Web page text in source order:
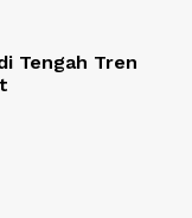
Tengah Tren